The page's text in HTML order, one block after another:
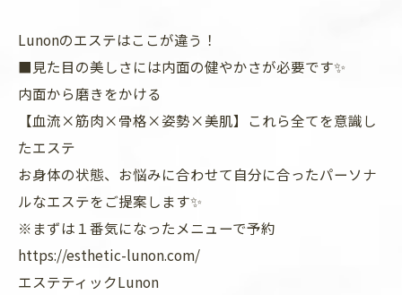
Lunonのエステはここが違う！
■見た目の美しさには内面の健やかさが必要です✨
内面から磨きをかける
【血流×筋肉×骨格×姿勢×美肌】これら全てを意識し
たエステ
お身体の状態、お悩みに合わせて自分に合ったパーソナ
ルなエステをご提案します✨
※まずは１番気になったメニューで予約
https://esthetic-lunon.com/
エステティックLunon